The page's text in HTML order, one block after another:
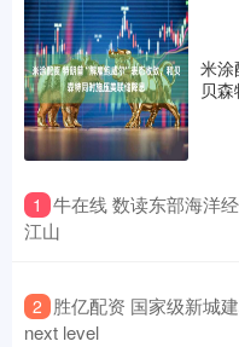
米涂
贝
1 牛在线 数读东部海洋
江山
2 胜亿配资 国家级新城
next level